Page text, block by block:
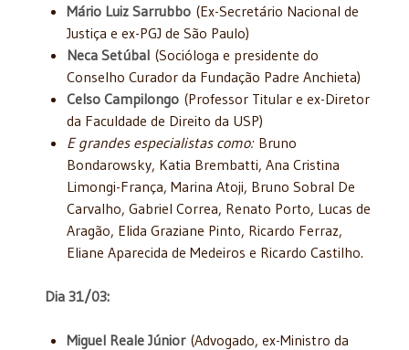
Mário Luiz Sarrubbo (Ex-Secretário Nacional de
Justiça e ex-PGJ de São Paulo)
Neca Setúbal (Socióloga e presidente do
Conselho Curador da Fundação Padre Anchieta)
Celso Campilongo (Professor Titular e ex-Diretor
da Faculdade de Direito da USP)
E grandes especialistas como:Bruno
Bondarowsky, Katia Brembatti, Ana Cristina
Limongi-França, Marina Atoji, Bruno Sobral De
Carvalho, Gabriel Correa, Renato Porto, Lucas de
Aragão, Elida Graziane Pinto, Ricardo Ferraz,
Eliane Aparecida de Medeiros e Ricardo Castilho.
Dia 31/03:
Miguel Reale Júnior(Advogado, ex-Ministro da